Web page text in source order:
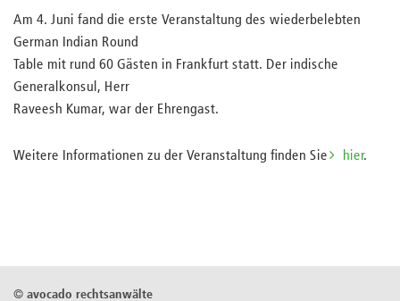
Am 4. Juni fand die erste Veranstaltung des wiederbelebten
German Indian Round
Table mit rund 60 Gästen in Frankfurt statt. Der indische
Generalkonsul, Herr
Raveesh Kumar, war der Ehrengast.
Weitere Informationen zu der Veranstaltung finden Sie hier.
© avocado rechtsanwälte